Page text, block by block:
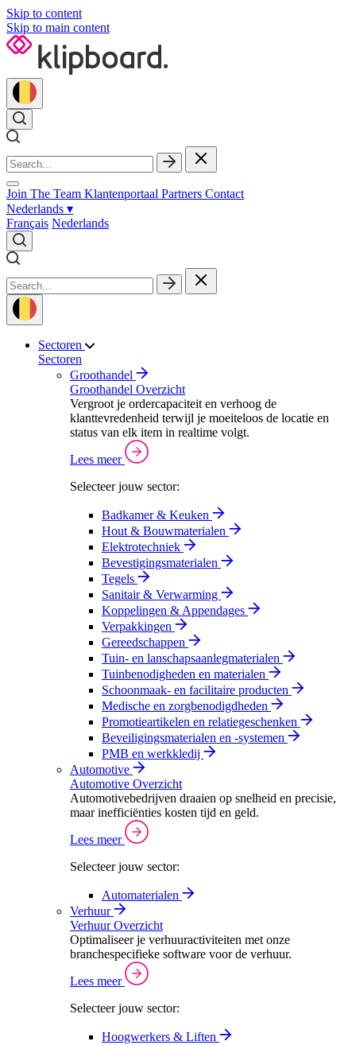
Skip to content
Skip to main content
Join The Team Klantenportaal Partners Contact
Nederlands ▾
Français Nederlands
Sectoren
Sectoren
Groothandel
Groothandel Overzicht
Vergroot je ordercapaciteit en verhoog de
klanttevredenheid terwijl je moeiteloos de locatie en
status van elk item in realtime volgt.
Lees meer
Selecteer jouw sector:
Badkamer & Keuken
Hout & Bouwmaterialen
Elektrotechniek
Bevestigingsmaterialen
Tegels
Sanitair & Verwarming
Koppelingen & Appendages
Verpakkingen
Gereedschappen
Tuin- en lanschapsaanlegmaterialen
Tuinbenodigheden en materialen
Schoonmaak- en facilitaire producten
Medische en zorgbenodigdheden
Promotieartikelen en relatiegeschenken
Beveiligingsmaterialen en -systemen
PMB en werkkledij
Automotive
Automotive Overzicht
Automotivebedrijven draaien op snelheid en precisie,
maar inefficiënties kosten tijd en geld.
Lees meer
Selecteer jouw sector:
Automaterialen
Verhuur
Verhuur Overzicht
Optimaliseer je verhuuractiviteiten met onze
branchespecifieke software voor de verhuur.
Lees meer
Selecteer jouw sector:
Hoogwerkers & Liften